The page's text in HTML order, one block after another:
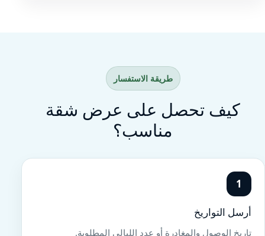
طريقة الاستفسار
كيف تحصل على عرض شقة
مناسب؟
1
أرسل التواريخ
تاريخ الوصول والمغادرة أو عدد الليالي المطلوبة.